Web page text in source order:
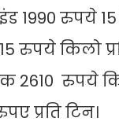
1990 रुपये 15
रुपये किलो
2610 रुपये
प्रति टिन।